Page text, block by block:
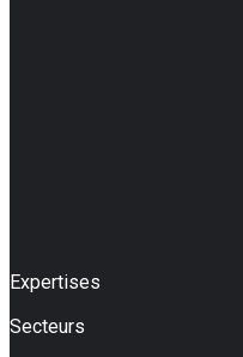
Expertises
Secteurs